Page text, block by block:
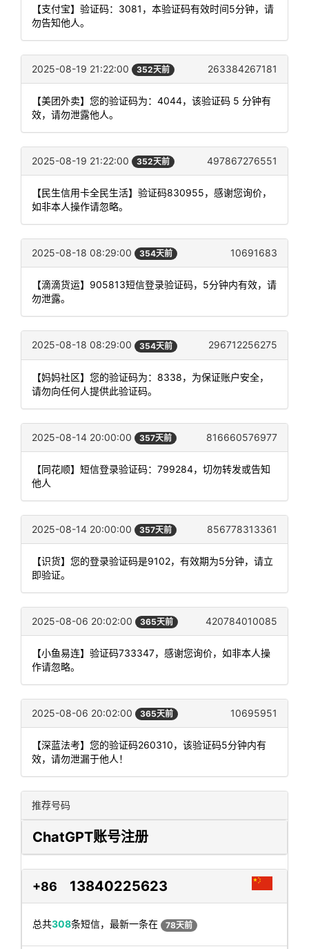
【支付宝】验证码：3081，本验证码有效时间5分钟，请
勿告知他人。
2025-08-19 21:22:00 352天前 263384267181
【美团外卖】您的验证码为：4044，该验证码 5 分钟有
效，请勿泄露他人。
2025-08-19 21:22:00 352天前 497867276551
【民生信用卡全民生活】验证码830955，感谢您询价，
如非本人操作请忽略。
2025-08-18 08:29:00 354天前 10691683
【滴滴货运】905813短信登录验证码，5分钟内有效，请
勿泄露。
2025-08-18 08:29:00 354天前 296712256275
【妈妈社区】您的验证码为：8338，为保证账户安全，
请勿向任何人提供此验证码。
2025-08-14 20:00:00 357天前 816660576977
【同花顺】短信登录验证码：799284，切勿转发或告知
他人
2025-08-14 20:00:00 357天前 856778313361
【识货】您的登录验证码是9102，有效期为5分钟，请立
即验证。
2025-08-06 20:02:00 365天前 420784010085
【小鱼易连】验证码733347，感谢您询价，如非本人操
作请忽略。
2025-08-06 20:02:00 365天前 10695951
【深蓝法考】您的验证码260310，该验证码5分钟内有
效，请勿泄漏于他人！
推荐号码
ChatGPT账号注册
+86 13840225623
总共308条短信，最新一条在 78天前